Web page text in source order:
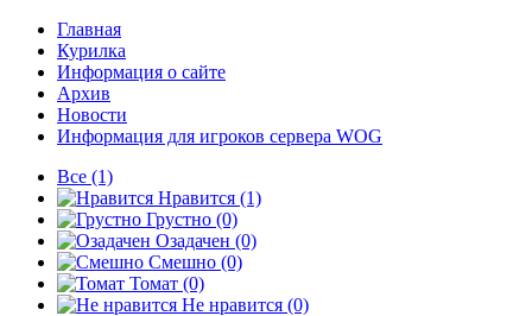
Главная
Курилка
Информация о сайте
Архив
Новости
Информация для игроков сервера WOG
Все (1)
Нравится (1)
Грустно (0)
Озадачен (0)
Смешно (0)
Томат (0)
Не нравится (0)